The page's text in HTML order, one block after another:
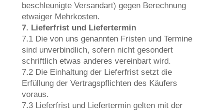
beschleunigte Versandart) gegen Berechnung
etwaiger Mehrkosten.
7. Lieferfrist und Liefertermin
7.1 Die von uns genannten Fristen und Termine
sind unverbindlich, sofern nicht gesondert
schriftlich etwas anderes vereinbart wird.
7.2 Die Einhaltung der Lieferfrist setzt die
Erfüllung der Vertragspflichten des Käufers
voraus.
7.3 Lieferfrist und Liefertermin gelten mit der